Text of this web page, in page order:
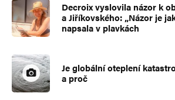
Decroix vyslovila názor k
a Jiříkovského: „Názor je
napsala v plavkách
Je globální oteplení
a proč